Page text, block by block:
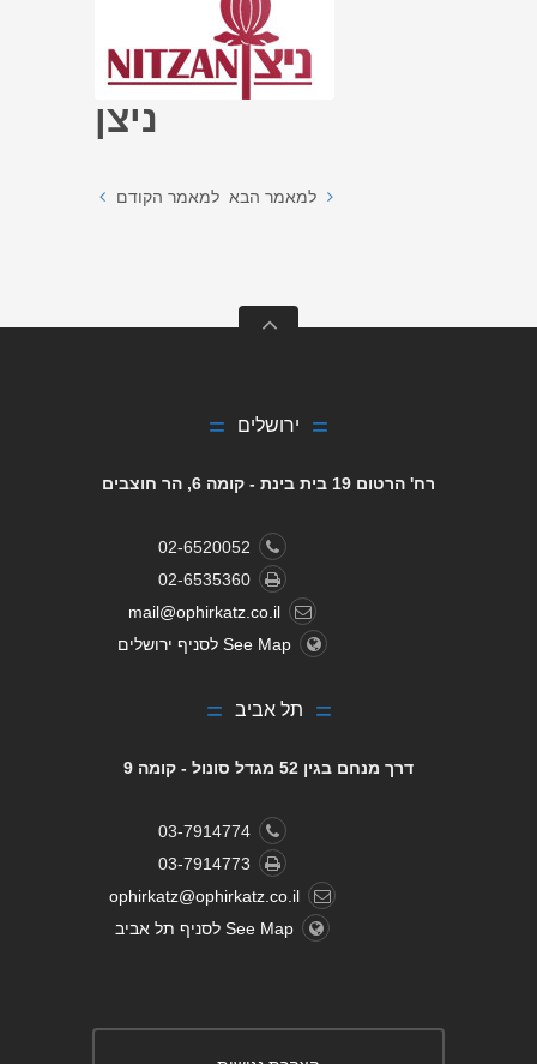
ניצן
למאמר הקודם
ירושלים
רח' הרטום 19 בית בינת - קומה 6, הר חוצבים
02-6520052
02-6535360
mail@ophirkatz.co.il
See Map לסניף ירושלים
תל אביב
דרך מנחם בגין 52 מגדל סונול - קומה 9
03-7914774
03-7914773
ophirkatz@ophirkatz.co.il
See Map לסניף תל אביב